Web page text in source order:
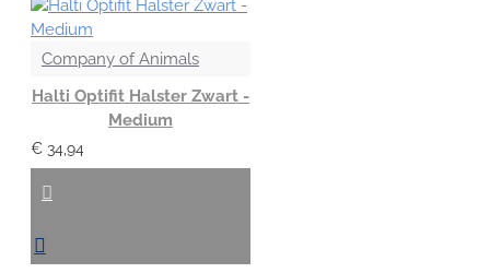
Company of Animals
Halti Optifit Halster Zwart -
Medium
€ 34,94